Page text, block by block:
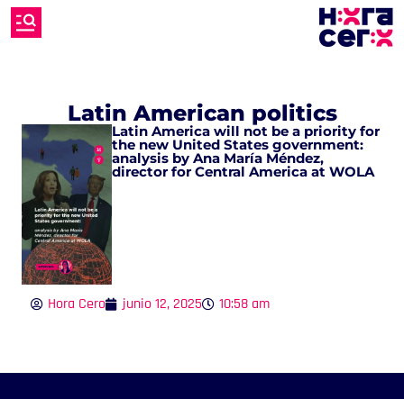
Latin American politics
Latin America will not be a priority for
the new United States government:
analysis by Ana María Méndez,
director for Central America at WOLA
Hora Cero junio 12, 2025 10:58 am